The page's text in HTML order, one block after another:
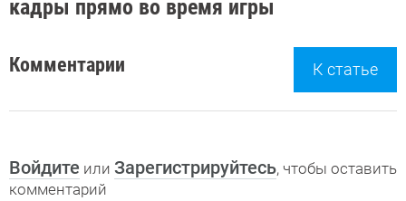
кадры прямо во время игры
Комментарии К статье
Войдите или Зарегистрируйтесь, чтобы оставить
комментарий